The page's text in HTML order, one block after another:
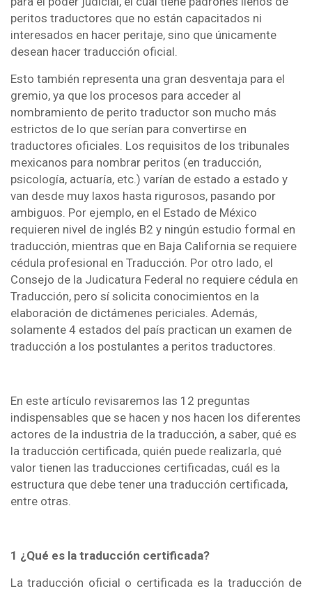
peritos traductores que no están capacitados ni
interesados en hacer peritaje, sino que únicamente
desean hacer traducción oficial.
Esto también representa una gran desventaja para el
gremio, ya que los procesos para acceder al
nombramiento de perito traductor son mucho más
estrictos de lo que serían para convertirse en
traductores oficiales. Los requisitos de los tribunales
mexicanos para nombrar peritos (en traducción,
psicología, actuaría, etc.) varían de estado a estado y
van desde muy laxos hasta rigurosos, pasando por
ambiguos. Por ejemplo, en el Estado de México
requieren nivel de inglés B2 y ningún estudio formal en
traducción, mientras que en Baja California se requiere
cédula profesional en Traducción. Por otro lado, el
Consejo de la Judicatura Federal no requiere cédula en
Traducción, pero sí solicita conocimientos en la
elaboración de dictámenes periciales. Además,
solamente 4 estados del país practican un examen de
traducción a los postulantes a peritos traductores.
En este artículo revisaremos las 12 preguntas
indispensables que se hacen y nos hacen los diferentes
actores de la industria de la traducción, a saber, qué es
la traducción certificada, quién puede realizarla, qué
valor tienen las traducciones certificadas, cuál es la
estructura que debe tener una traducción certificada,
entre otras.
1 ¿Qué es la traducción certificada?
La traducción oficial o certificada es la traducción de